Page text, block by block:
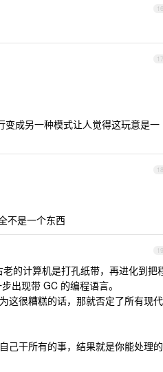
16
17
成另一种模式让人觉得这玩意是一
18
不是一个东西
19
的计算机是打孔纸带，再进化到把
出现带 GC 的编程语言。
这很糟糕的话，那就否定了所有现代
己干所有的事，结果就是你能处理的